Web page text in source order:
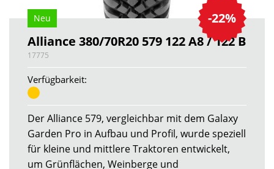
-22%
Neu
Alliance 380/70R20 579 122 A8 / 122 B
17775
Verfügbarkeit:
Der Alliance 579, vergleichbar mit dem Galaxy
Garden Pro in Aufbau und Profil, wurde speziell
für kleine und mittlere Traktoren entwickelt,
um Grünflächen, Weinberge und